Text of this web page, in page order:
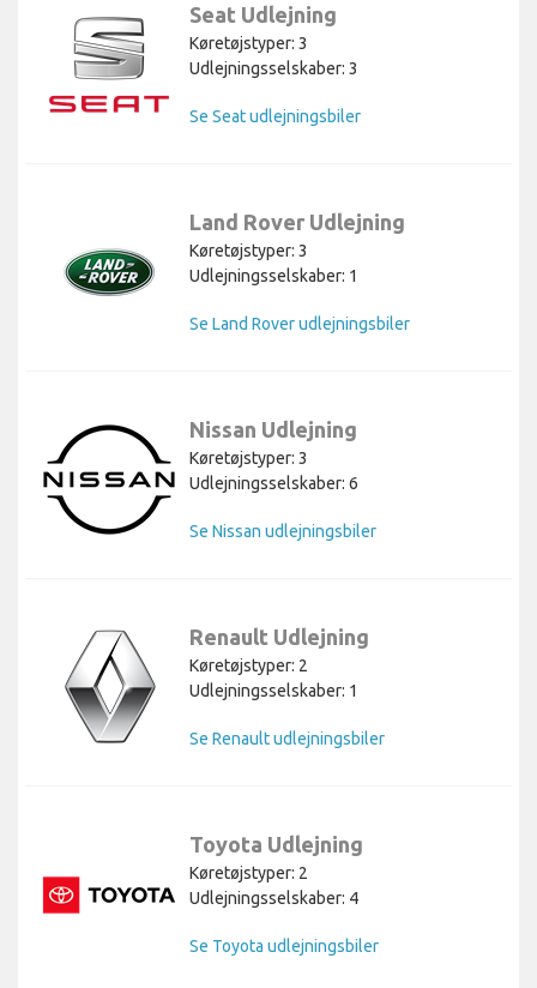
Seat Udlejning
Køretøjstyper: 3
Udlejningsselskaber: 3
Se Seat udlejningsbiler
Land Rover Udlejning
Køretøjstyper: 3
Udlejningsselskaber: 1
Se Land Rover udlejningsbiler
Nissan Udlejning
Køretøjstyper: 3
Udlejningsselskaber: 6
Se Nissan udlejningsbiler
Renault Udlejning
Køretøjstyper: 2
Udlejningsselskaber: 1
Se Renault udlejningsbiler
Toyota Udlejning
Køretøjstyper: 2
Udlejningsselskaber: 4
Se Toyota udlejningsbiler